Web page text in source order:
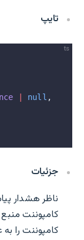
تایپ
ts
null ,
جزئیات
ناظر هشدار
کامپوننت
کامپوننت را